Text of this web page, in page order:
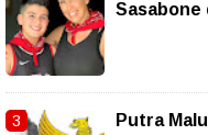
Sasabone
Putra